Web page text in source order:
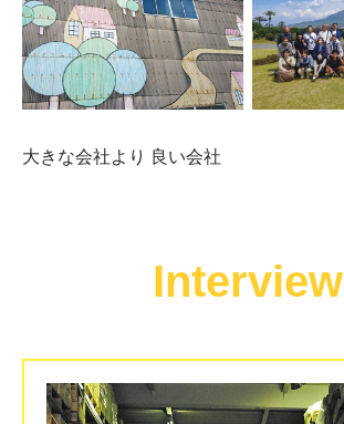
大きな会社より 良い会社
Interview